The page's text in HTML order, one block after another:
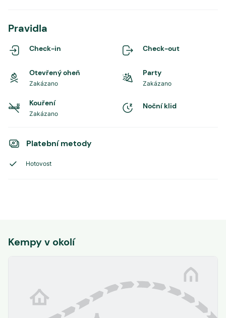
Pravidla
Check-in Check-out
Otevřený oheň
Zakázano
Party
Zakázano
Kouření
Zakázano
Noční klid
Platební metody
Hotovost
Kempy v okolí